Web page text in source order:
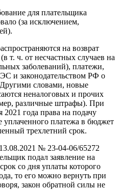
для плательщика
(за исключением,
на возврат
т. ч. от несчастных случаев на
заболеваний), платежи,
и законодательством РФ о
словами, новые
неналоговых и прочих
различные штрафы). При
года права на подачу
уплаченного платежа в бюджет
трехлетний срок.
№ 23-04-06/65272
подал заявление на
со дня уплаты которого
то его можно вернуть при
закон обратной силы не